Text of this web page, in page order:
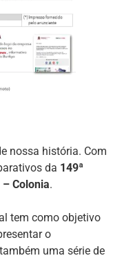
nossa história. Com
da 149ª
Colonia.
tem como objetivo
o
uma série de